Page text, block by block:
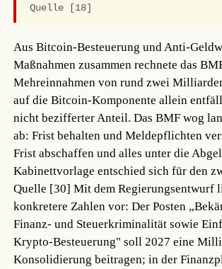
Quelle [18]
Aus Bitcoin-Besteuerung und Anti-
Maßnahmen zusammen rechnete das
Mehreinnahmen von rund zwei
auf die Bitcoin-Komponente allein
nicht bezifferter Anteil. Das BMF wog
ab: Frist behalten und Meldepflichten
Frist abschaffen und alles unter die
Kabinettvorlage entschied sich für den
Quelle [30] Mit dem Regierungsentwurf
konkretere Zahlen vor: Der Posten
Finanz- und Steuerkriminalität sowie
Krypto-Besteuerung" soll 2027 eine
Konsolidierung beitragen; in der